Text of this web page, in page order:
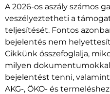
A 2026-os aszály számos
veszélyeztetheti a
teljesítését. Fontos
bejelentés nem
Cikkünk összefoglalja,
milyen
bejelentést tenni, valamint
AKG-, ÖKO- és